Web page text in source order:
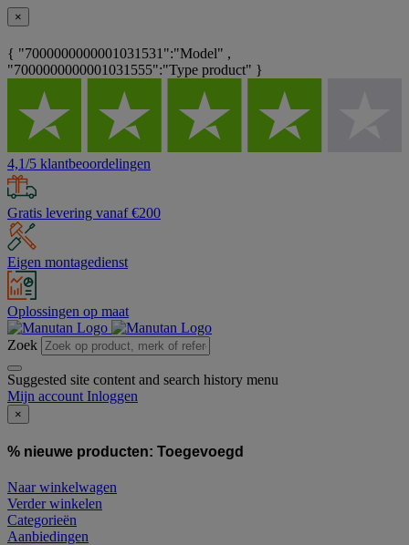
×
{ "7000000000001031531":"Model" ,
"7000000000001031555":"Type product" }
4,1/5 klantbeoordelingen
Gratis levering vanaf €200
Eigen montagedienst
Oplossingen op maat
Zoek
Suggested site content and search history menu
Mijn account Inloggen
×
% nieuwe producten: Toegevoegd
Naar winkelwagen
Verder winkelen
Categorieën
Aanbiedingen